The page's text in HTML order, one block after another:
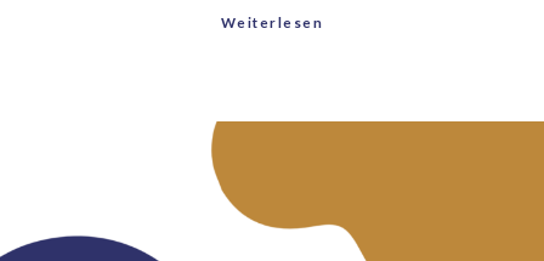
Weiterlesen